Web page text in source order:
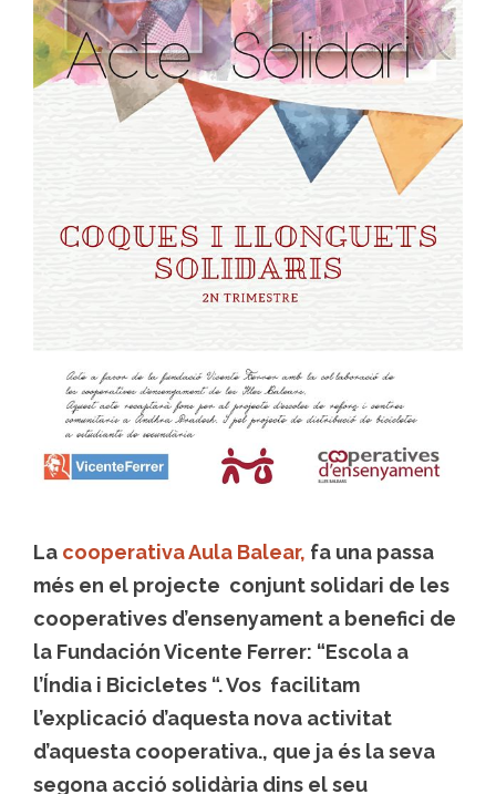
La cooperativa Aula Balear, fa una passa
més en el projecte conjunt solidari de les
cooperatives d’ensenyament a benefici de
la Fundación Vicente Ferrer: “Escola a
l’Índia i Bicicletes “.Vos facilitam
l’explicació d’aquesta nova activitat
d’aquesta cooperativa., que ja és la seva
segona acció solidària dins el seu